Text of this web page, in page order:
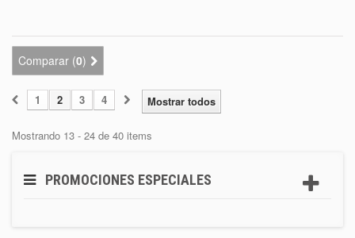
Comparar (0)
Mostrar todos
1 2 3 4
Mostrando 13 - 24 de 40 items
PROMOCIONES ESPECIALES